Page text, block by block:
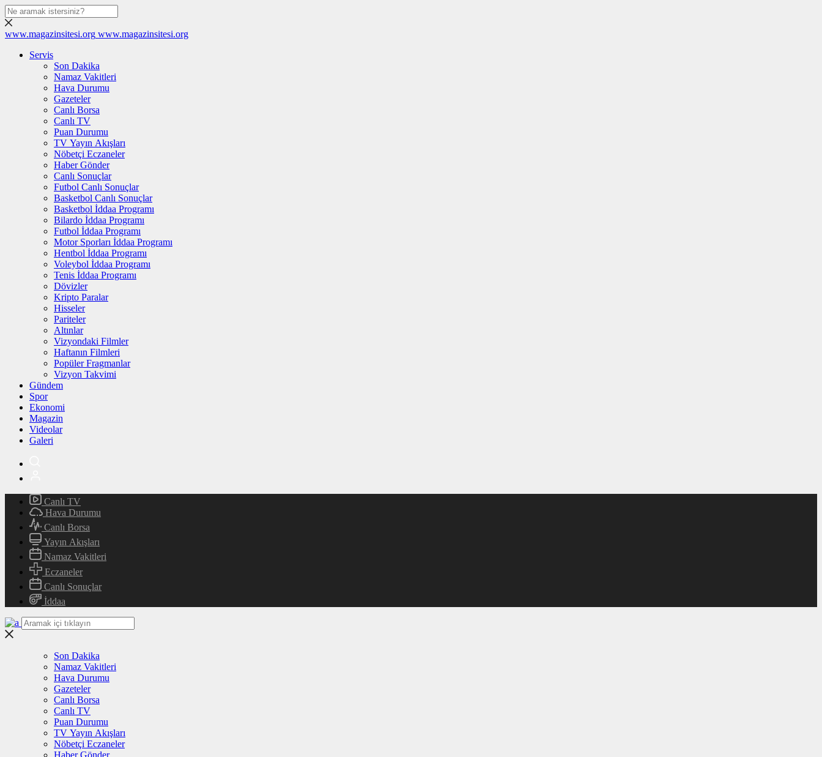
www.magazinsitesi.org www.magazinsitesi.org
Servis
Son Dakika
Namaz Vakitleri
Hava Durumu
Gazeteler
Canlı Borsa
Canlı TV
Puan Durumu
TV Yayın Akışları
Nöbetçi Eczaneler
Haber Gönder
Canlı Sonuçlar
Futbol Canlı Sonuçlar
Basketbol Canlı Sonuçlar
Basketbol İddaa Programı
Bilardo İddaa Programı
Futbol İddaa Programı
Motor Sporları İddaa Programı
Hentbol İddaa Programı
Voleybol İddaa Programı
Tenis İddaa Programı
Dövizler
Kripto Paralar
Hisseler
Pariteler
Altınlar
Vizyondaki Filmler
Haftanın Filmleri
Popüler Fragmanlar
Vizyon Takvimi
Gündem
Spor
Ekonomi
Magazin
Videolar
Galeri
Canlı TV
Hava Durumu
Canlı Borsa
Yayın Akışları
Namaz Vakitleri
Eczaneler
Canlı Sonuçlar
İddaa
Son Dakika
Namaz Vakitleri
Hava Durumu
Gazeteler
Canlı Borsa
Canlı TV
Puan Durumu
TV Yayın Akışları
Nöbetçi Eczaneler
Haber Gönder